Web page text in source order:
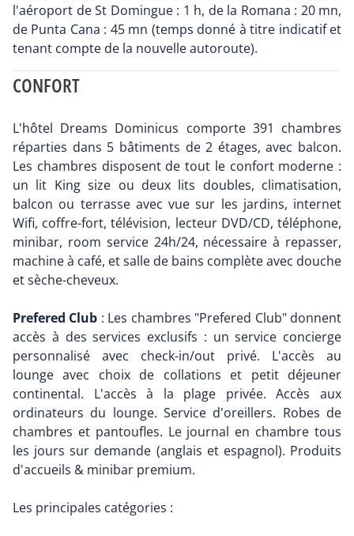
l'aéroport de St Domingue : 1 h, de la Romana : 20 mn,
de Punta Cana : 45 mn (temps donné à titre indicatif et
tenant compte de la nouvelle autoroute).
CONFORT
L'hôtel Dreams Dominicus comporte 391 chambres
réparties dans 5 bâtiments de 2 étages, avec balcon.
Les chambres disposent de tout le confort moderne :
un lit King size ou deux lits doubles, climatisation,
balcon ou terrasse avec vue sur les jardins, internet
Wifi, coffre-fort, télévision, lecteur DVD/CD, téléphone,
minibar, room service 24h/24, nécessaire à repasser,
machine à café, et salle de bains complète avec douche
et sèche-cheveux.
Prefered Club : Les chambres "Prefered Club" donnent
accès à des services exclusifs : un service concierge
personnalisé avec check-in/out privé. L'accès au
lounge avec choix de collations et petit déjeuner
continental. L'accès à la plage privée. Accès aux
ordinateurs du lounge. Service d'oreillers. Robes de
chambres et pantoufles. Le journal en chambre tous
les jours sur demande (anglais et espagnol). Produits
d'accueils & minibar premium.
Les principales catégories :